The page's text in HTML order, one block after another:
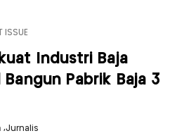
ISSUE
Industri Baja
Bangun Pabrik Baja 3
,Jurnalis